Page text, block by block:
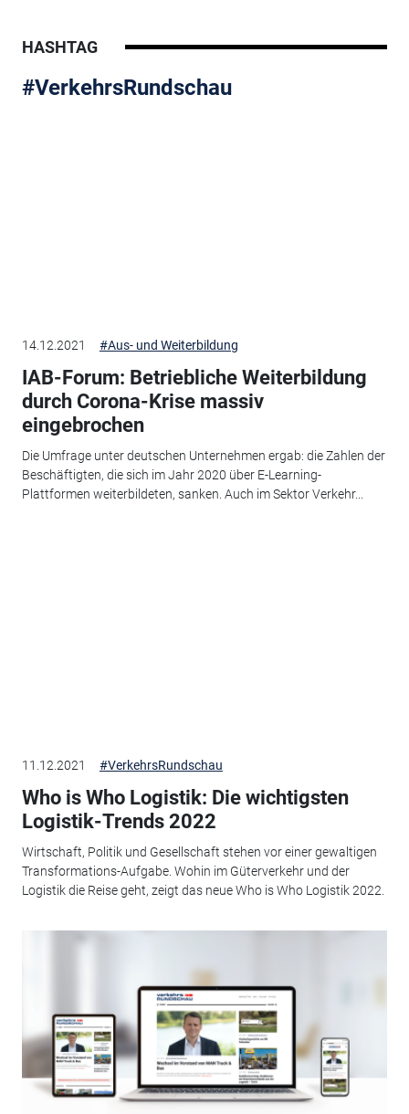
HASHTAG
#VerkehrsRundschau
14.12.2021 #Aus- und Weiterbildung
IAB-Forum: Betriebliche Weiterbildung
durch Corona-Krise massiv
eingebrochen
Die Umfrage unter deutschen Unternehmen ergab: die Zahlen der
Beschäftigten, die sich im Jahr 2020 über E-Learning-
Plattformen weiterbildeten, sanken. Auch im Sektor Verkehr...
11.12.2021 #VerkehrsRundschau
Who is Who Logistik: Die wichtigsten
Logistik-Trends 2022
Wirtschaft, Politik und Gesellschaft stehen vor einer gewaltigen
Transformations-Aufgabe. Wohin im Güterverkehr und der
Logistik die Reise geht, zeigt das neue Who is Who Logistik 2022.